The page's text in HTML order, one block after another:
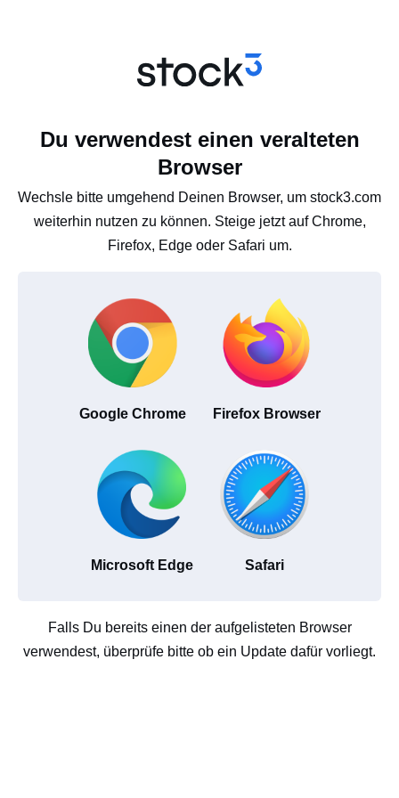
Du verwendest einen veralteten
Browser
Wechsle bitte umgehend Deinen Browser, um stock3.com
weiterhin nutzen zu können. Steige jetzt auf Chrome,
Firefox, Edge oder Safari um.
Google Chrome Firefox Browser
Microsoft Edge Safari
Falls Du bereits einen der aufgelisteten Browser
verwendest, überprüfe bitte ob ein Update dafür vorliegt.